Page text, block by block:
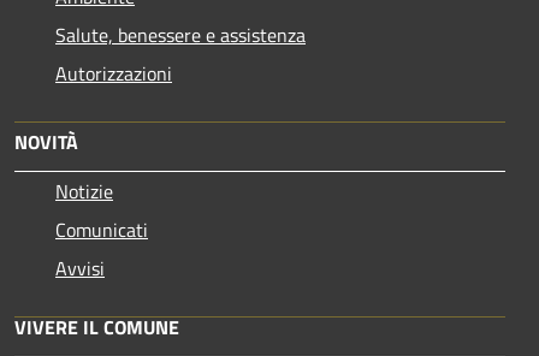
Salute, benessere e assistenza
Autorizzazioni
NOVITÀ
Notizie
Comunicati
Avvisi
VIVERE IL COMUNE